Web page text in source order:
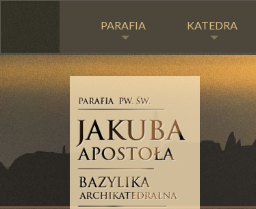
PARAFIA KATEDRA